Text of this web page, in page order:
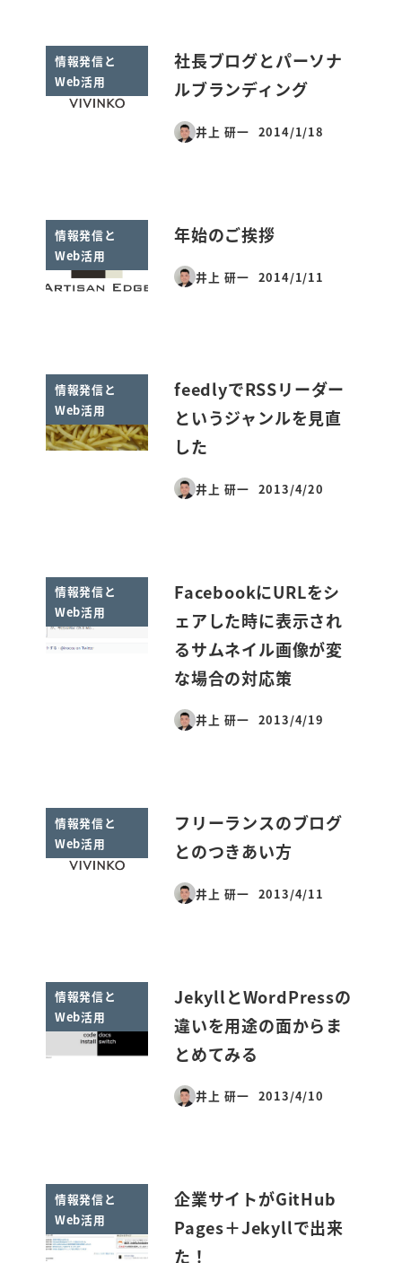
情報発信と
Web活用
社長ブログとパーソナ
ルブランディング
井上 研一
投稿日
2014/1/18
情報発信と
Web活用
年始のご挨拶
井上 研一
投稿日
2014/1/11
情報発信と
Web活用
feedlyでRSSリーダー
というジャンルを見直
した
井上 研一
投稿日
2013/4/20
情報発信と
Web活用
FacebookにURLをシ
ェアした時に表示され
るサムネイル画像が変
な場合の対応策
井上 研一
投稿日
2013/4/19
情報発信と
Web活用
フリーランスのブログ
とのつきあい方
井上 研一
投稿日
2013/4/11
情報発信と
Web活用
JekyllとWordPressの
違いを用途の面からま
とめてみる
井上 研一
投稿日
2013/4/10
情報発信と
Web活用
企業サイトがGitHub
Pages＋Jekyllで出来
た！